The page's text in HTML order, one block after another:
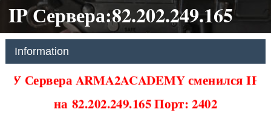
IP Сервера:82.202.249.165
Information
У Сервера ARMA2ACADEMY сменился IP
на82.202.249.165 Порт: 2402